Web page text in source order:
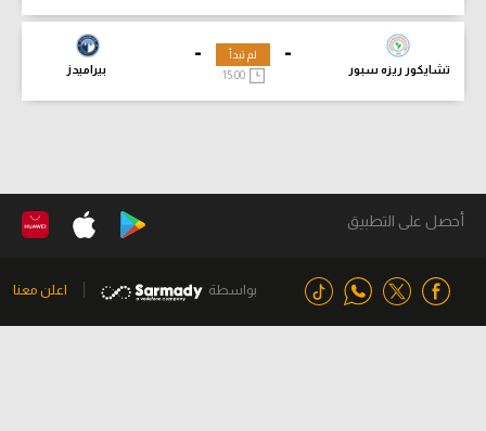
-
تشايكور ريزه سبور
-
بيراميدز
لم تبدأ
15:00
أحصل على التطبيق
بواسطة اعلن معنا